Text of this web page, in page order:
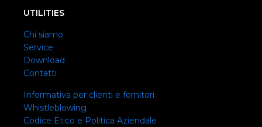
UTILITIES
Chi siamo
Service
Download
Contatti
Informativa per clienti e fornitori
Whistleblowing
Codice Etico e Politica Aziendale